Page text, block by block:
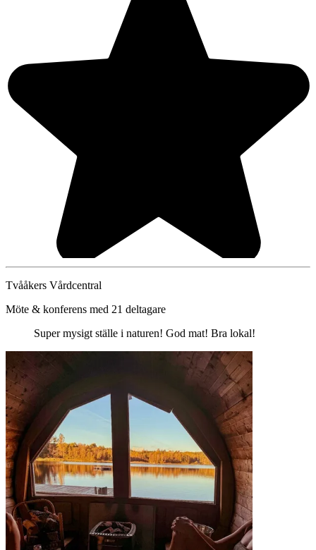
Tvååkers Vårdcentral
Möte & konferens med 21 deltagare
Super mysigt ställe i naturen! God mat! Bra lokal!